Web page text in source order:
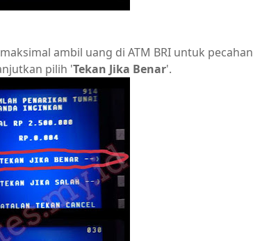
ambil uang di ATM BRI untuk pecahan
pilih 'Tekan Jika Benar'.